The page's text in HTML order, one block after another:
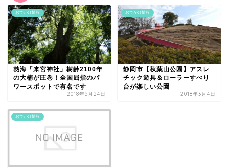
おでかけ情報
熱海「来宮神社」樹齢2100年
の大楠が圧巻！全国屈指のパ
ワースポットで有名です
2018年5月24日
おでかけ情報
静岡市【秋葉山公園】アスレ
チック遊具＆ローラーすべり
台が楽しい公園
2018年3月4日
おでかけ情報